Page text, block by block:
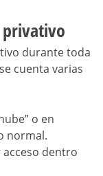
durante toda
cuenta varias
o en
normal.
dentro